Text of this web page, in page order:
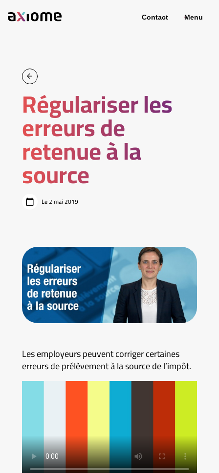
Contact Menu
Régulariser les
erreurs de
retenue à la
source
Le 2 mai 2019
Les employeurs peuvent corriger certaines
erreurs de prélèvement à la source de l’impôt.